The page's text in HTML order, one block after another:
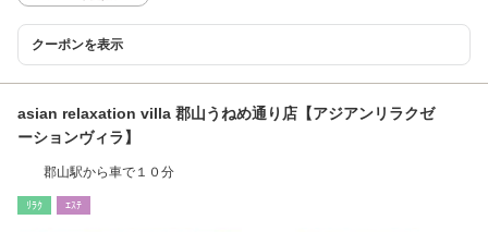
クーポンを表示
asian relaxation villa 郡山うねめ通り店【アジアンリラクゼ
ーションヴィラ】
郡山駅から車で１０分
ﾘﾗｸ ｴｽﾃ